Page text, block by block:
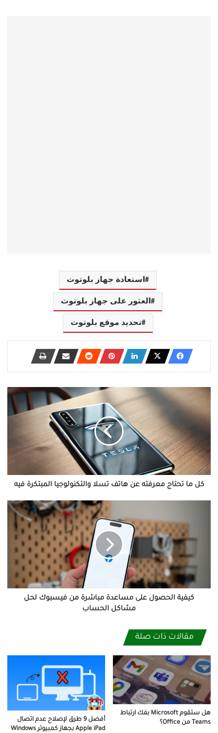
استعادة جهاز بلوتوث
العثور على جهاز بلوتوث
تحديد موقع بلوتوث
هاتف
تسلا
والتكنولوجيا
المبتكرة
فيهكل ما تحتاج معرفته عن هاتف تسلا والتكنولوجيا المبتكرة فيه
فيسبوك
مشاكل
الحسابكيفية الحصول على مساعدة مباشرة من فيسبوك لحل
مشاكل الحساب
مقالات ذات صلة
أفضل 9 طرق لإصلاح عدم اتصال
Apple iPad بجهاز كمبيوتر Windows
هل ستقوم Microsoft بفك ارتباط
Teams من Office؟